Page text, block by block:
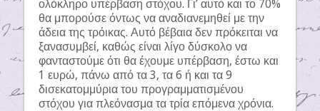
ολόκληρο υπέρβαση στόχου. Γι’ αυτό και το 70%
θα μπορούσε όντως να αναδιανεμηθεί με την
άδεια της τρόικας. Αυτό βέβαια δεν πρόκειται να
ξανασυμβεί, καθώς είναι λίγο δύσκολο να
φανταστούμε ότι θα έχουμε υπέρβαση, έστω και
1 ευρώ, πάνω από τα 3, τα 6 ή και τα 9
δισεκατομμύρια του προγραμματισμένου
στόχου για πλεόνασμα τα τρία επόμενα χρόνια.